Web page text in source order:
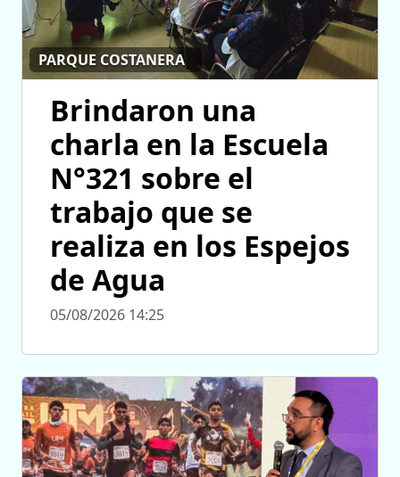
PARQUE COSTANERA
Brindaron una
charla en la Escuela
N°321 sobre el
trabajo que se
realiza en los Espejos
de Agua
05/08/2026 14:25